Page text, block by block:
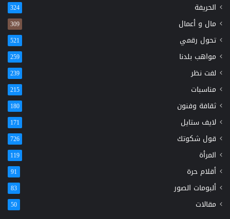
الحريفة 324
مال و أعمال 309
تحول رقمي 521
مواهب بلدنا 259
لفت نظر 239
مناسبات 215
ثقافة وفنون 180
لايف ستايل 171
قول شكوتك 726
المرأة 119
أقلام حرة 91
ألبومات الصور 83
مقالات 50